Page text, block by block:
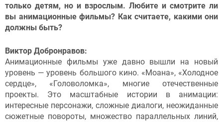
только детям, но и взрослым. Любите и смотрите ли
вы анимационные фильмы? Как считаете, какими они
должны быть?
Виктор Добронравов:
Анимационные фильмы уже давно вышли на новый
уровень — уровень большого кино. «Моана», «Холодное
сердце», «Головоломка», многие отечественные
проекты. Это масштабные истории в анимации:
интересные персонажи, сложные диалоги, неожиданные
сюжетные повороты, множество параллельных линий,